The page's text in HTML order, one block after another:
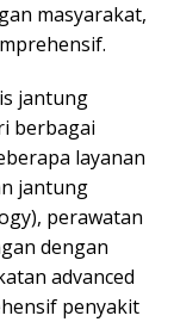
masyarakat,
jantung
berbagai
layanan
jantung
perawatan
dengan
advanced
penyakit